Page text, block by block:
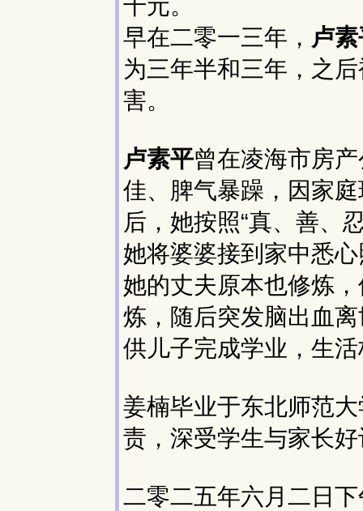
千元。
早在二零一三年， 卢
为三年半和三年，之
害。
卢素平曾在凌海市房
佳、脾气暴躁，因家
后，她按照“真、善、
她将婆婆接到家中悉
她的丈夫原本也修炼
炼，随后突发脑出血
供儿子完成学业，生
姜楠毕业于东北师范
责，深受学生与家长
二零二五年六月二日